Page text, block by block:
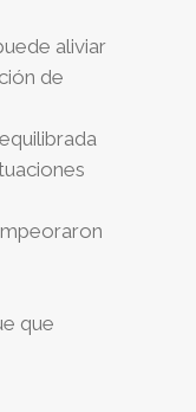
aliviar
de
que